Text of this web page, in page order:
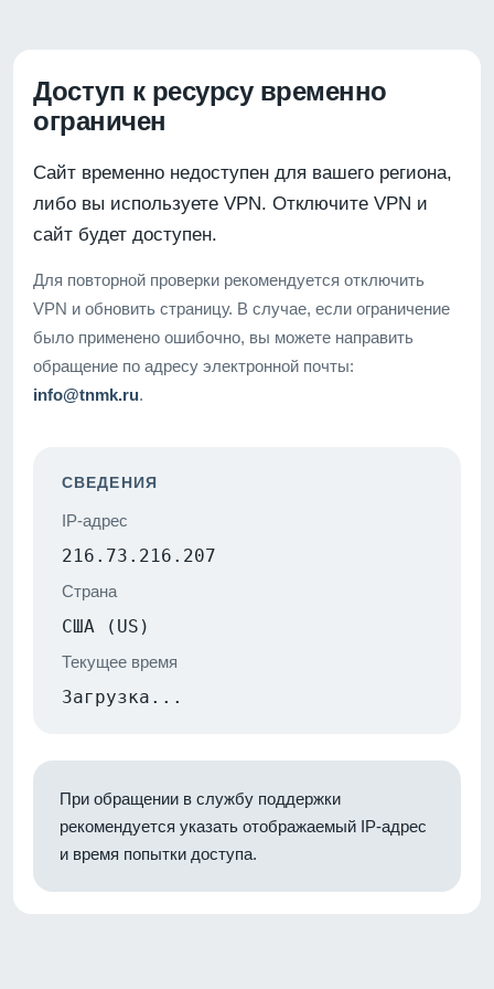
Доступ к ресурсу временно
ограничен
Сайт временно недоступен для вашего региона,
либо вы используете VPN. Отключите VPN и
сайт будет доступен.
Для повторной проверки рекомендуется отключить
VPN и обновить страницу. В случае, если ограничение
было применено ошибочно, вы можете направить
обращение по адресу электронной почты:
info@tnmk.ru.
СВЕДЕНИЯ
IP-адрес
216.73.216.207
Страна
США (US)
Текущее время
Загрузка...
При обращении в службу поддержки
рекомендуется указать отображаемый IP-адрес
и время попытки доступа.